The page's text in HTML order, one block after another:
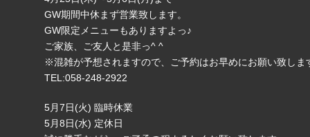
GW期間中休まず営業致します。
GW限定メニューもありますよっ♪
ご家族、ご友人と是非っ^ ^
※混雑が予想されますので、ご予約はお早めにお願い致しま
TEL:058-248-2922
5月7日(火) 臨時休業
5月8日(水) 定休日